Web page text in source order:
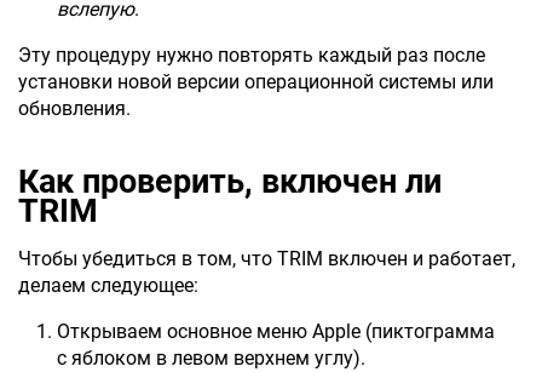
вслепую.
Эту процедуру нужно повторять каждый раз после
установки новой версии операционной системы или
обновления.
Как проверить, включен ли
TRIM
Чтобы убедиться в том, что TRIM включен и работает,
делаем следующее:
Открываем основное меню Apple (пиктограмма
с яблоком в левом верхнем углу).